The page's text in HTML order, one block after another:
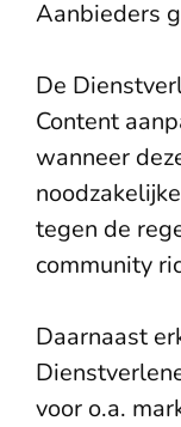
Aanbieders
De
Content
wanneer
tegen de
community
Daarnaast
voor o.a.